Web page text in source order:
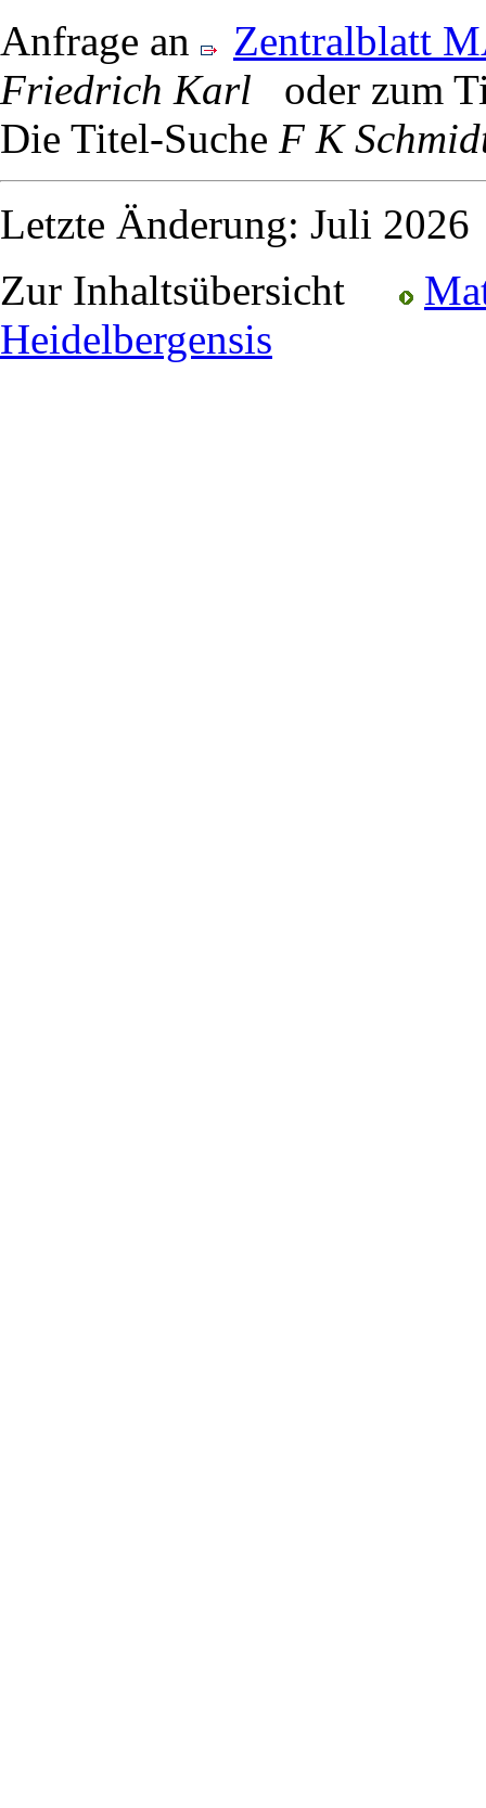
Anfrage an
Zentralblatt
Friedrich Karl oder zum
Die Titel-Suche F K
Letzte Änderung: Juli
Zur Inhaltsübersicht
Heidelbergensis